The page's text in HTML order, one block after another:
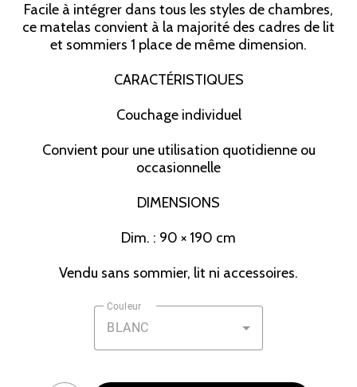
Facile à intégrer dans tous les styles de chambres,
ce matelas convient à la majorité des cadres de lit
et sommiers 1 place de même dimension.
CARACTÉRISTIQUES
Couchage individuel
Convient pour une utilisation quotidienne ou
occasionnelle
DIMENSIONS
Dim. : 90 × 190 cm
Vendu sans sommier, lit ni accessoires.
Couleur
BLANC